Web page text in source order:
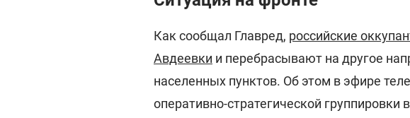
Как сообщал Главред, российские
Авдеевки и перебрасывают на другое
населенных пунктов. Об этом в эфире
оперативно-стратегической группировки